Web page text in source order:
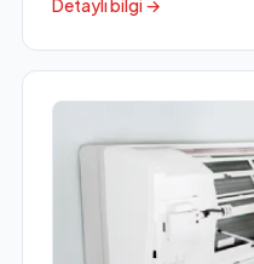
Detaylı bilgi →